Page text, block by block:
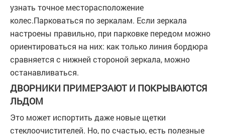
узнать точное месторасположение
колес.Парковаться по зеркалам. Если зеркала
настроены правильно, при парковке передом можно
ориентироваться на них: как только линия бордюра
сравняется с нижней стороной зеркала, можно
останавливаться.
ДВОРНИКИ ПРИМЕРЗАЮТ И ПОКРЫВАЮТСЯ
ЛЬДОМ
Это может испортить даже новые щетки
стеклоочистителей. Но, по счастью, есть полезные